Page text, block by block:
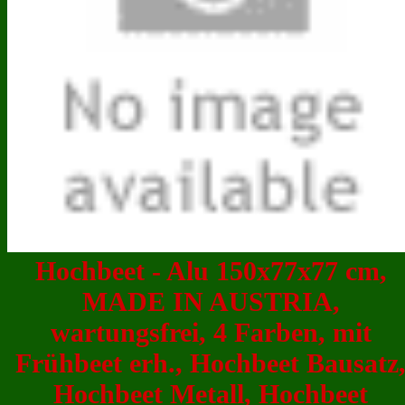
Hochbeet - Alu 150x77x77 cm,
MADE IN AUSTRIA,
wartungsfrei, 4 Farben, mit
Frühbeet erh., Hochbeet Bausatz,
Hochbeet Metall, Hochbeet